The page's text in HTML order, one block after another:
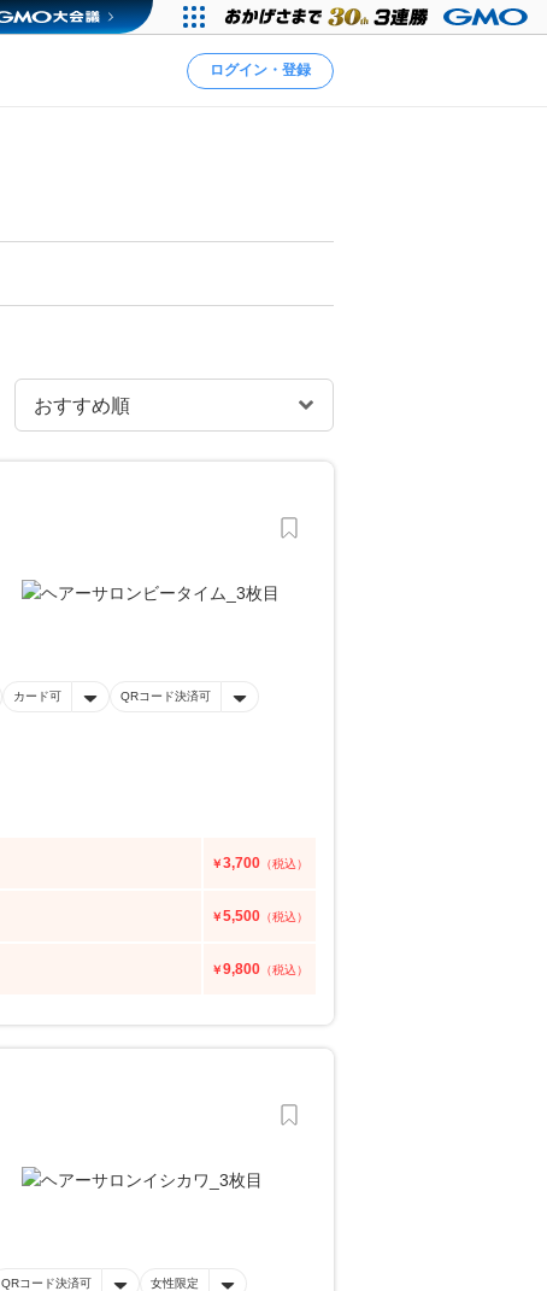
ログイン・登録
カード可 QRコード決済可
￥3,700 （税込）
￥5,500 （税込）
￥9,800 （税込）
QRコード決済可 女性限定